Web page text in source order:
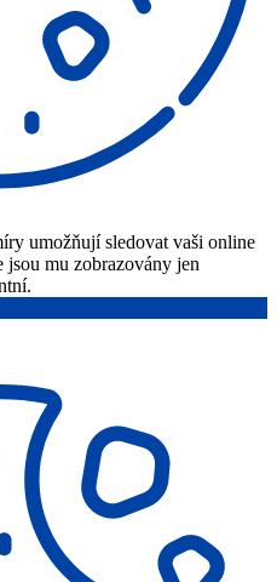
umožňují sledovat vaši online
mu zobrazovány jen